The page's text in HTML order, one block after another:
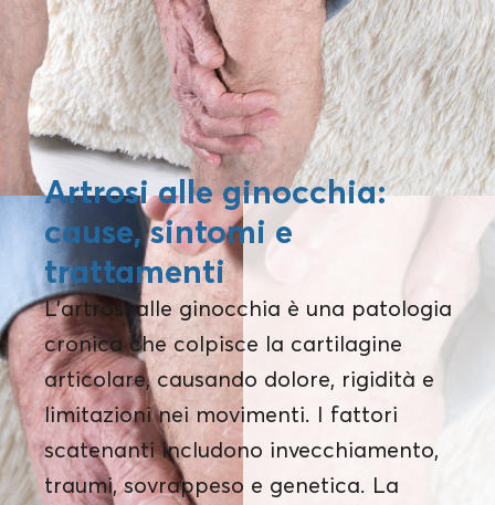
Artrosi alle ginocchia:
cause, sintomi e
trattamenti
L'artrosi alle ginocchia è una patologia
cronica che colpisce la cartilagine
articolare, causando dolore, rigidità e
limitazioni nei movimenti. I fattori
scatenanti includono invecchiamento,
traumi, sovrappeso e genetica. La